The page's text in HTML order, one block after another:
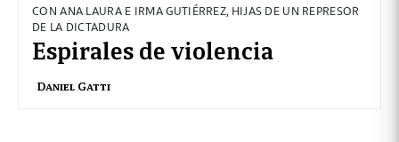
CON ANA LAURA E IRMA GUTIÉRREZ, HIJAS DE UN REPRESOR
DE LA DICTADURA
Espirales de violencia
Daniel Gatti